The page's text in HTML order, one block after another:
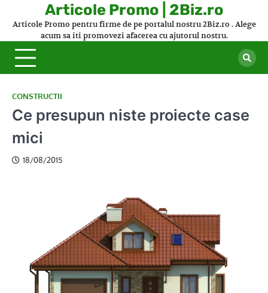
Articole Promo | 2Biz.ro
Articole Promo pentru firme de pe portalul nostru 2Biz.ro . Alege
acum sa iti promovezi afacerea cu ajutorul nostru.
CONSTRUCTII
Ce presupun niste proiecte case
mici
18/08/2015